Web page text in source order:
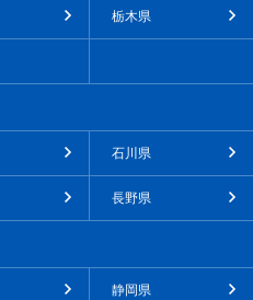
栃木県
石川県
長野県
静岡県